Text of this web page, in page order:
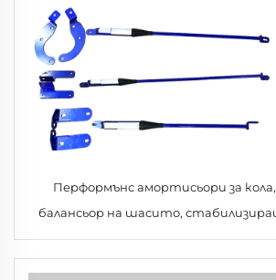
Перформънс амортисьори за
балансьор на шасито,
стабилно и комфортно завиване,